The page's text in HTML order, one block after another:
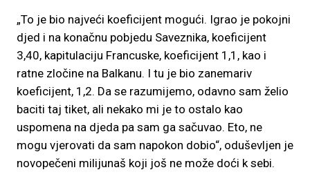
„To je bio najveći koeficijent mogući. Igrao je pokojni
djed i na konačnu pobjedu Saveznika, koeficijent
3,40, kapitulaciju Francuske, koeficijent 1,1, kao i
ratne zločine na Balkanu. I tu je bio zanemariv
koeficijent, 1,2. Da se razumijemo, odavno sam želio
baciti taj tiket, ali nekako mi je to ostalo kao
uspomena na djeda pa sam ga sačuvao. Eto, ne
mogu vjerovati da sam napokon dobio“, oduševljen je
novopečeni milijunaš koji još ne može doći k sebi.